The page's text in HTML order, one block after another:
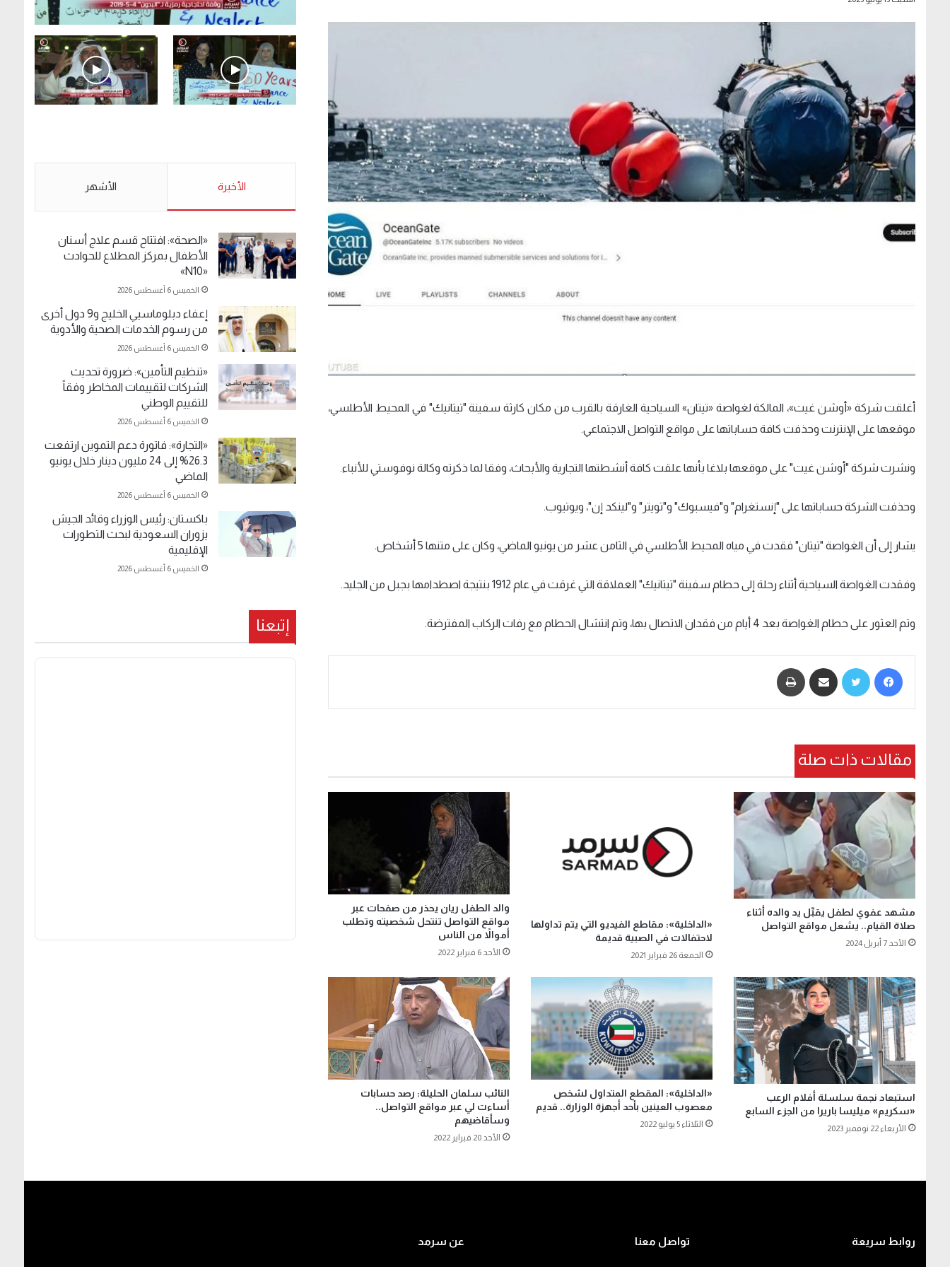
أغلقت شركة «أوشن غيت»، المالكة لغواصة «تيتان» السياحية الغارقة بالقرب من مكان كارثة سفينة "تيتانيك" في المحيط الأطلسي،
موقعها على الإنترنت وحذفت كافة حساباتها على مواقع التواصل الاجتماعي.
ونشرت شركة "أوشن غيت" على موقعها بلاغا بأنها علقت كافة أنشطتها التجارية والأبحاث، وفقا لما ذكرته وكالة نوفوستي للأنباء.
وحذفت الشركة حساباتها على "إنستغرام" و"فيسبوك" و"تويتر" و"لينكد إن"، ويوتيوب.
يشار إلى أن الغواصة "تيتان" فقدت في مياه المحيط الأطلسي في الثامن عشر من يونيو الماضي، وكان على متنها 5 أشخاص.
وفقدت الغواصة السياحية أثناء رحلة إلى حطام سفينة "تيتانيك" العملاقة التي غرقت في عام 1912 بنتيجة اصطدامها بجبل من الجليد.
وتم العثور على حطام الغواصة بعد 4 أيام من فقدان الاتصال بها، وتم انتشال الحطام مع رفات الركاب المفترضة.
مقالات ذات صلة
مشهد عفوي لطفل يقبِّل يد والده أثناء
صلاة القيام.. يشعل مواقع التواصل
الأحد 7 أبريل 2024
«الداخلية»: مقاطع الفيديو التي يتم تداولها
لاحتفالات في الصبية قديمة
الجمعة 26 فبراير 2021
والد الطفل ريان يحذر من صفحات عبر
مواقع التواصل تنتحل شخصيته وتطلب
أموالاً من الناس
الأحد 6 فبراير 2022
استبعاد نجمة سلسلة أفلام الرعب
«سكريم» ميليسا باريرا من الجزء السابع
الأربعاء 22 نوفمبر 2023
«الداخلية»: المقطع المتداول لشخص
معصوب العينين بأحد أجهزة الوزارة.. قديم
الثلاثاء 5 يوليو 2022
النائب سلمان الحليلة: رصد حسابات
أساءت لي عبر مواقع التواصل..
وسأقاضيهم
الأحد 20 فبراير 2022
.وقفة احتجاجية رمزية لـ”#البدون” في ساحة الإرادة
الأحد 5 مايو 2019
مخدرات يعني ولا خمر؟!.
الأخيرة الأشهر
«الصحة»: افتتاح قسم علاج أسنان
الأطفال بمركز المطلاع للحوادث
«N10»
الخميس 6 أغسطس 2026
إعفاء دبلوماسيي الخليج و9 دول أخرى
من رسوم الخدمات الصحية والأدوية
الخميس 6 أغسطس 2026
«تنظيم التأمين»: ضرورة تحديث
الشركات لتقييمات المخاطر وفقاً
للتقييم الوطني
الخميس 6 أغسطس 2026
«التجارة»: فاتورة دعم التموين ارتفعت
26.3% إلى 24 مليون دينار خلال يونيو
الماضي
الخميس 6 أغسطس 2026
باكستان: رئيس الوزراء وقائد الجيش
يزوران السعودية لبحث التطورات
الإقليمية
الخميس 6 أغسطس 2026
إتبعنا
روابط سريعة تواصل معنا عن سرمد